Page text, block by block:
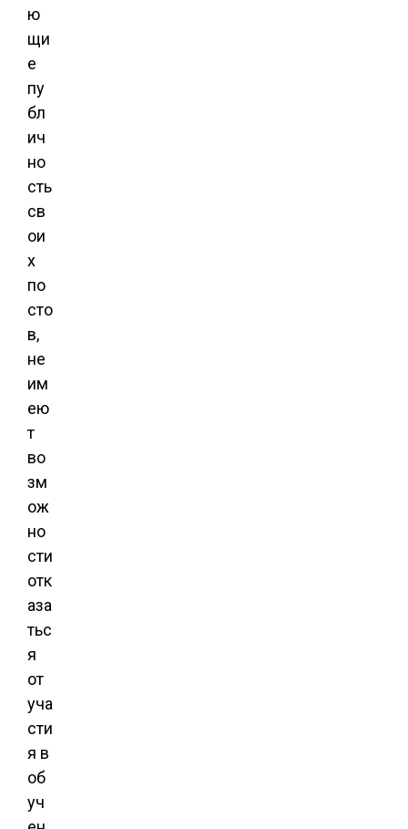
ю
щи
е
пу
бл
ич
но
сть
св
ои
х
по
сто
в,
не
им
ею
т
во
зм
ож
но
сти
отк
аза
тьс
я
от
уча
сти
я в
об
уч